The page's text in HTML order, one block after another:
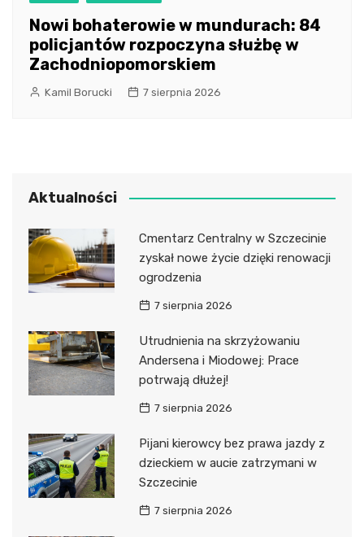
Nowi bohaterowie w mundurach: 84
policjantów rozpoczyna służbę w
Zachodniopomorskiem
Kamil Borucki 7 sierpnia 2026
Aktualności
Cmentarz Centralny w Szczecinie
zyskał nowe życie dzięki renowacji
ogrodzenia
7 sierpnia 2026
Utrudnienia na skrzyżowaniu
Andersena i Miodowej: Prace
potrwają dłużej!
7 sierpnia 2026
Pijani kierowcy bez prawa jazdy z
dzieckiem w aucie zatrzymani w
Szczecinie
7 sierpnia 2026